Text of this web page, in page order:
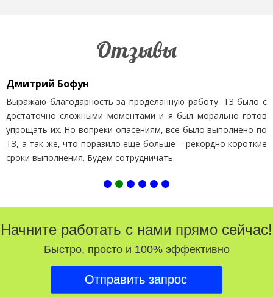
Отзывы
Дмитрий Бофун
Выражаю благодарность за проделанную работу. ТЗ было с
достаточно сложными моментами и я был морально готов
упрощать их. Но вопреки опасениям, все было выполнено по
ТЗ, а так же, что поразило еще больше – рекордно короткие
сроки выполнения. Будем сотрудничать.
Начните работать с нами прямо сейчас!
Быстро, просто и 100% эффективно
Отправить запрос